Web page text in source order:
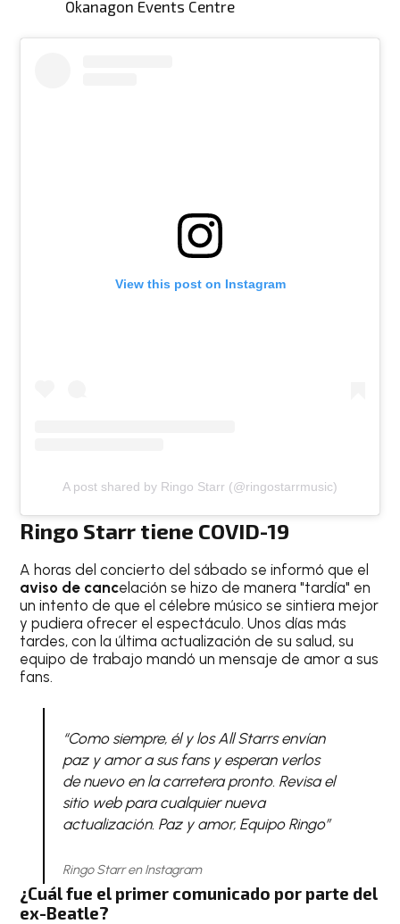
Okanagon Events Centre
View this post on Instagram
A post shared by Ringo Starr (@ringostarrmusic)
Ringo Starr tiene COVID-19
A horas del concierto del sábado se informó que el
aviso de cancelación se hizo de manera "tardía" en
un intento de que el célebre músico se sintiera mejor
y pudiera ofrecer el espectáculo. Unos días más
tardes, con la última actualización de su salud, su
equipo de trabajo mandó un mensaje de amor a sus
fans.
“Como siempre, él y los All Starrs envían
paz y amor a sus fans y esperan verlos
de nuevo en la carretera pronto. Revisa el
sitio web para cualquier nueva
actualización. Paz y amor, Equipo Ringo”
Ringo Starr en Instagram
¿Cuál fue el primer comunicado por parte del
ex-Beatle?